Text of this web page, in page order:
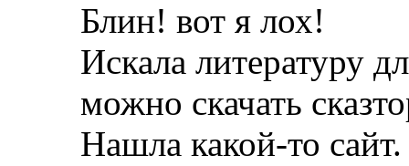
Блин! вот я лох!
Искала литературу
можно скачать
Нашла какой-то